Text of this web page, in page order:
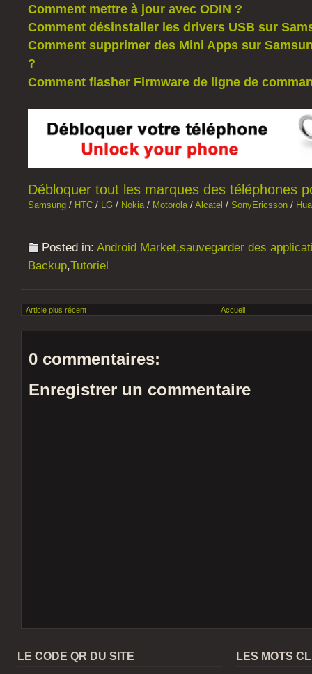
Comment mettre à jour avec ODIN ?
Comment désinstaller les drivers USB sur
Comment supprimer des Mini Apps sur
?
Comment flasher Firmware de ligne de
Débloquer tout les marques des téléphones
Samsung / HTC / LG / Nokia / Motorola / Alcatel / SonyEricsson /
Posted in: Android Market,sauvegarder des
Backup,Tutoriel
Article plus récent Accueil
0 commentaires:
Enregistrer un commentaire
LE CODE QR DU SITE LES MOTS